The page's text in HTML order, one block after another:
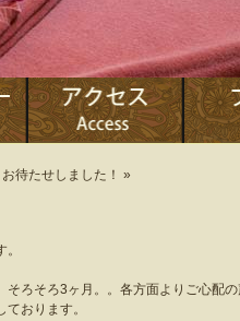
待たせしました！ »
ろそろ3ヶ月。。各方面よりご心配
おります。